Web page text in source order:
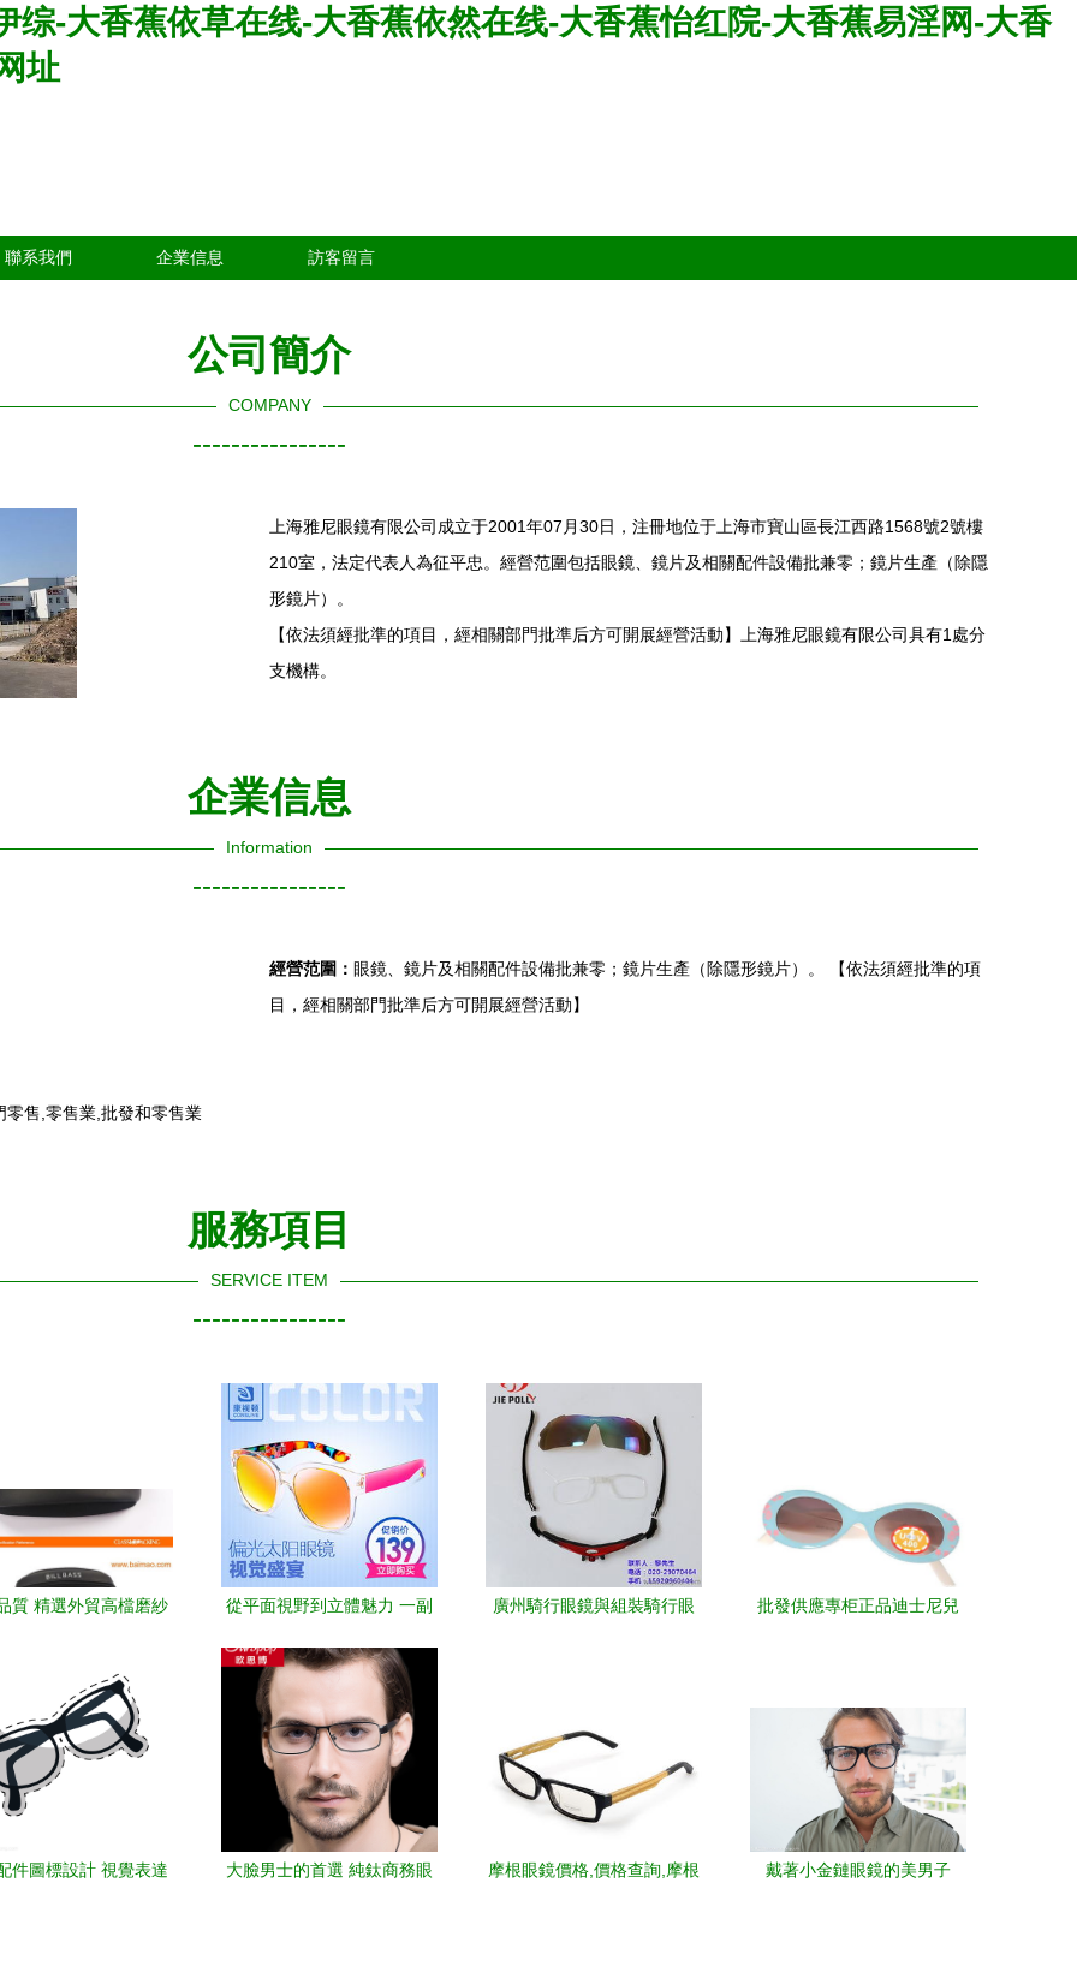
综-大香蕉依草在线-大香蕉依然在线-大香蕉怡红院-大香蕉易淫网-大香
址
聯系我們 企業信息 訪客留言
公司簡介
COMPANY
----------------
上海雅尼眼鏡有限公司成立于2001年07月30日，注冊地位于上海市寶山區長江西路1568號2號樓
210室，法定代表人為征平忠。經營范圍包括眼鏡、鏡片及相關配件設備批兼零；鏡片生產（除隱
形鏡片）。
【依法須經批準的項目，經相關部門批準后方可開展經營活動】上海雅尼眼鏡有限公司具有1處分
支機構。
企業信息
Information
----------------
零售,零售業,批發和零售業
經營范圍： 眼鏡、鏡片及相關配件設備批兼零；鏡片生產（除隱形鏡片）。 【依法須經批準的項
目，經相關部門批準后方可開展經營活動】
服務項目
SERVICE ITEM
----------------
質 精選外貿高檔磨紗
與價格分析
從平面視野到立體魅力 一副
登場
廣州騎行眼鏡與組裝騎行眼
批發供應專柜正品迪士尼兒
件圖標設計 視覺表達
大臉男士的首選 純鈦商務眼
摩根眼鏡價格,價格查詢,摩根
戴著小金鏈眼鏡的美男子